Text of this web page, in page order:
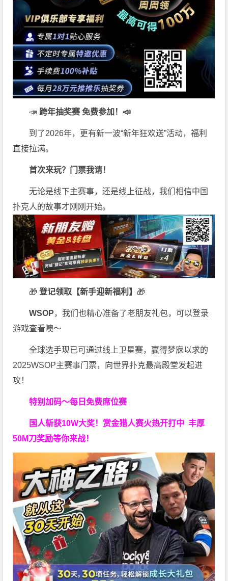
📣 跨年抽奖赛 免费参加 ！📣
到了2026年，更有新一波“新年狂欢送”活动，福利
直接拉满。
首次来玩？门票我请！
无论是线下主赛事，还是线上征战，我们相信中国
扑克人的故事才刚刚开始。
🎁 登记领取【新手迎新福利】 🎁
WSOP，我们也精心准备了老朋友礼包，可以登录
游戏查看噢～
全球选手现已可通过线上卫星赛，赢得梦寐以求的
2025WSOP主赛事门票，向世界扑克最高殿堂发起进
攻！
特别加码～每日免费席位赛
国人斩获10W大奖！ 赏金猎人赛火热开打中 丰厚
50M刀奖励等你来战！